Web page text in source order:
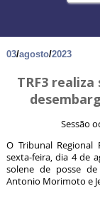
03/agosto/2023
TRF3
Sessão
O Tribunal Regional
sexta-feira, dia 4 de
solene de posse de
Antonio Morimoto e